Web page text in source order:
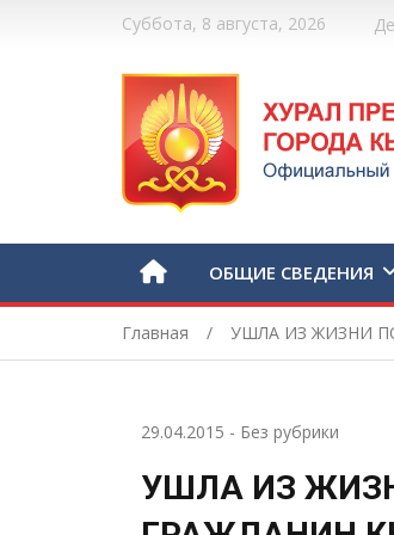
Суббота, 8 августа, 2026
ОБЩИЕ СВЕДЕНИЯ
Главная УШЛА ИЗ ЖИЗНИ
29.04.2015 - Без рубрики
УШЛА ИЗ